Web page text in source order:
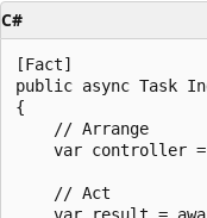
C#
[Fact]
public async Task
{
    // Arrange
var controller
    // Act
var result =